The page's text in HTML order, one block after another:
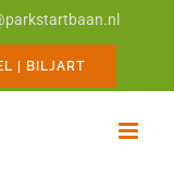
| BILJART